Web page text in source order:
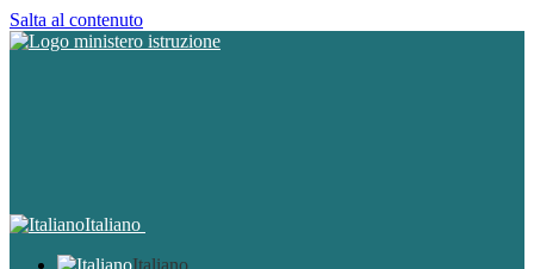
Salta al contenuto
Italiano
Italiano